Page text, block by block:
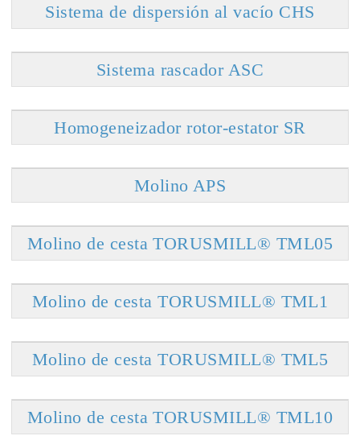
Sistema de dispersión al vacío CHS
Sistema rascador ASC
Homogeneizador rotor-estator SR
Molino APS
Molino de cesta TORUSMILL® TML05
Molino de cesta TORUSMILL® TML1
Molino de cesta TORUSMILL® TML5
Molino de cesta TORUSMILL® TML10